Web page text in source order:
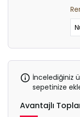
İncelediğiniz
sepetinize
Avantajlı